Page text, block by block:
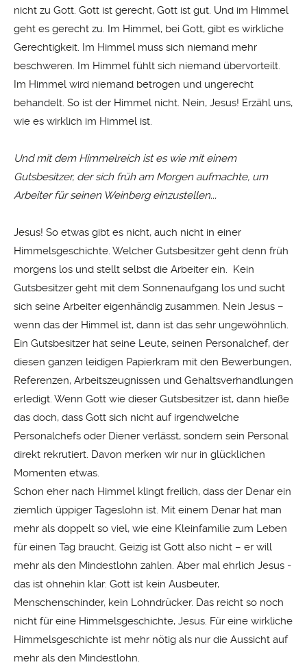
nicht zu Gott. Gott ist gerecht, Gott ist gut. Und im Himmel
geht es gerecht zu. Im Himmel, bei Gott, gibt es wirkliche
Gerechtigkeit. Im Himmel muss sich niemand mehr
beschweren. Im Himmel fühlt sich niemand übervorteilt.
Im Himmel wird niemand betrogen und ungerecht
behandelt. So ist der Himmel nicht. Nein, Jesus! Erzähl uns,
wie es wirklich im Himmel ist.
Und mit dem Himmelreich ist es wie mit einem
Gutsbesitzer, der sich früh am Morgen aufmachte, um
Arbeiter für seinen Weinberg einzustellen...
Jesus! So etwas gibt es nicht, auch nicht in einer
Himmelsgeschichte. Welcher Gutsbesitzer geht denn früh
morgens los und stellt selbst die Arbeiter ein. Kein
Gutsbesitzer geht mit dem Sonnenaufgang los und sucht
sich seine Arbeiter eigenhändig zusammen. Nein Jesus –
wenn das der Himmel ist, dann ist das sehr ungewöhnlich.
Ein Gutsbesitzer hat seine Leute, seinen Personalchef, der
diesen ganzen leidigen Papierkram mit den Bewerbungen,
Referenzen, Arbeitszeugnissen und Gehaltsverhandlungen
erledigt. Wenn Gott wie dieser Gutsbesitzer ist, dann hieße
das doch, dass Gott sich nicht auf irgendwelche
Personalchefs oder Diener verlässt, sondern sein Personal
direkt rekrutiert. Davon merken wir nur in glücklichen
Momenten etwas.
Schon eher nach Himmel klingt freilich, dass der Denar ein
ziemlich üppiger Tageslohn ist. Mit einem Denar hat man
mehr als doppelt so viel, wie eine Kleinfamilie zum Leben
für einen Tag braucht. Geizig ist Gott also nicht – er will
mehr als den Mindestlohn zahlen. Aber mal ehrlich Jesus -
das ist ohnehin klar: Gott ist kein Ausbeuter,
Menschenschinder, kein Lohndrücker. Das reicht so noch
nicht für eine Himmelsgeschichte, Jesus. Für eine wirkliche
Himmelsgeschichte ist mehr nötig als nur die Aussicht auf
mehr als den Mindestlohn.